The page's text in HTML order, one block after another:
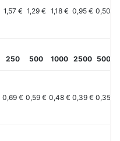
1,57 € 1,29 € 1,18 € 0,95 € 0,50 €
250 500 1000 2500 5000
0,69 € 0,59 € 0,48 € 0,39 € 0,35 €